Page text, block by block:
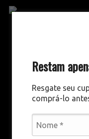
Restam
Resgate seu
comprá-lo
Skip